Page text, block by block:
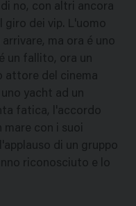
no, con altri ancora
giro dei vip. L'uomo
ma ora é uno
un fallito, ora un
attore del cinema
yacht ad un
fatica, l'accordo
mare con i suoi
di un gruppo
riconosciuto e lo